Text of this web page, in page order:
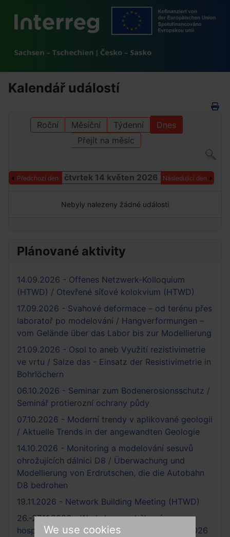
Kalendář událostí
Roční Měsíční Týdenní
Dnes
Přejít na měsíc
Předchozí den čtvrtek 14 květen 2026 Následující den
Nebyly nalezeny žádné události
Plánované aktivity
14.09.2026 - Offenes Netzwerk-Kolloquium
(HTWD) / Otevřené síťové kolokvium (HTWD)
17.09.2026 - Svahové deformace – od terénu přes
laboratoř po modelování / Hangverformungen –
vom Gelände über das Labor bis zur Modellierung
21.09.2026 - Osol to aneb Využití rezistivimetrie
ve vrtu / Salze das - Einsatz der Resistivimetrie in
Bohrlöchern
06.10.2026 - Seminar zum Bodenerosionsschutz /
Seminář protierozní ochrany půdy
07.10.2026 - Moderní trendy v aplikované geologii
/ Aktuelle Trends in der angewandten Geologie
14.10.2026 - Monitoring a modelování sesuvů
ohrožujících dálnici D8 / Überwachung und
Modellierung von Erdrutschen, die die Autobahn
D8 bedrohen
19.11.2026 - Network Building Meeting (HTWD)
26.-27.11.2026 - Workshop o oběhovém
hospodářství a skládkování, Žitava-Liberec 2026
We use cookies